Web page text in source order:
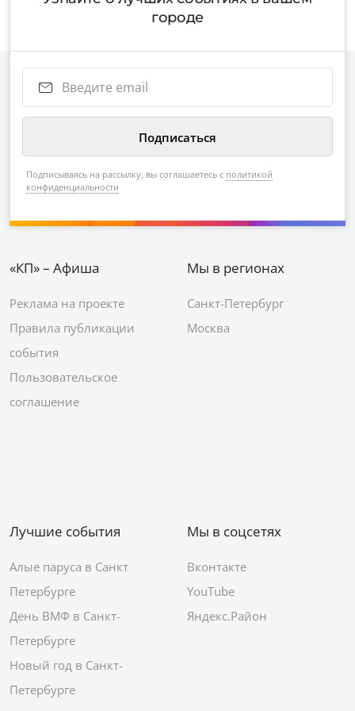
городе
Подписываясь на рассылку, вы соглашаетесь с политикой
конфиденциальности
«КП» – Афиша
Реклама на проекте
Правила публикации
события
Пользовательское
соглашение
Мы в регионах
Санкт-Петербург
Москва
Лучшие события
Алые паруса в Санкт
Петербурге
День ВМФ в Санкт-
Петербурге
Новый год в Санкт-
Петербурге
Мы в соцсетях
Вконтакте
YouTube
Яндекс.Район